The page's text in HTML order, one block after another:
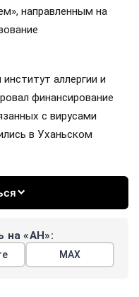
направленным на
аллергии и
финансирование
с вирусами
в Уханьском
на «АН»:
МАХ